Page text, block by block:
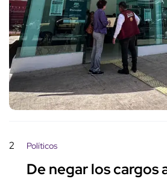
2 Políticos
De negar los cargos